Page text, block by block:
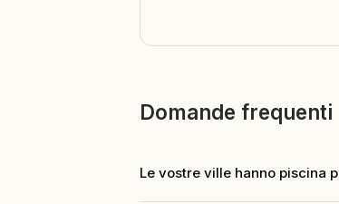
Domande frequenti
Le vostre ville hanno piscina